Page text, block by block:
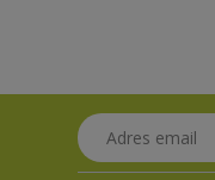
Adres email